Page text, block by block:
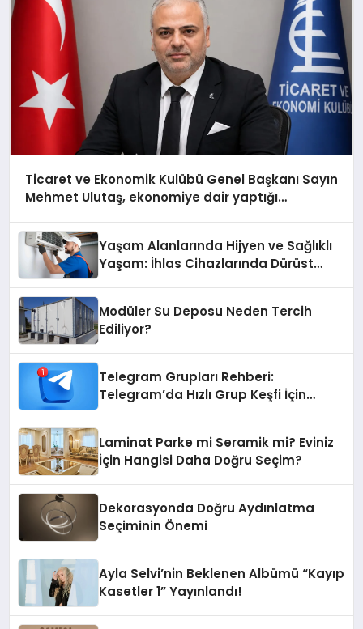
Ticaret ve Ekonomik Kulübü Genel Başkanı Sayın
Mehmet Ulutaş, ekonomiye dair yaptığı
Yaşam Alanlarında Hijyen ve Sağlıklı
Yaşam: İhlas Cihazlarında Dürüst
Modüler Su Deposu Neden Tercih
Ediliyor?
Telegram Grupları Rehberi:
Telegram’da Hızlı Grup Keşfi İçin
Laminat Parke mi Seramik mi? Eviniz
İçin Hangisi Daha Doğru Seçim?
Dekorasyonda Doğru Aydınlatma
Seçiminin Önemi
Ayla Selvi’nin Beklenen Albümü “Kayıp
Kasetler 1” Yayınlandı!